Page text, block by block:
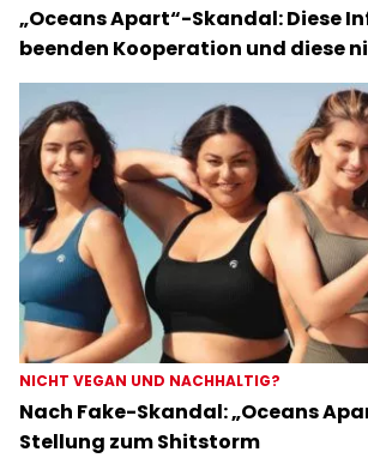
„Oceans Apart“-Skandal: Diese
beenden Kooperation und diese
NICHT VEGAN UND NACHHALTIG?
Nach Fake-Skandal: „Oceans
Stellung zum Shitstorm